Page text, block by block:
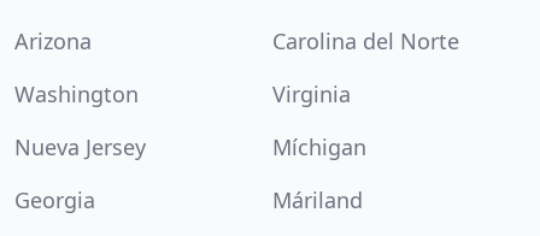
Arizona
Carolina del Norte
Washington
Virginia
Nueva Jersey
Míchigan
Georgia
Máriland